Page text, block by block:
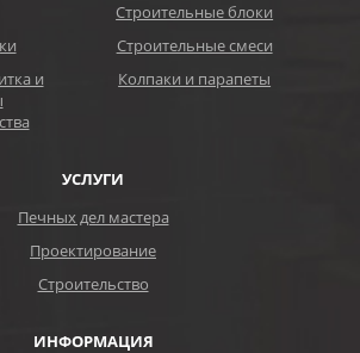
Строительные блоки
Строительные смеси
и
Колпаки и парапеты
УСЛУГИ
Печных дел мастера
Проектирование
Строительство
ИНФОРМАЦИЯ